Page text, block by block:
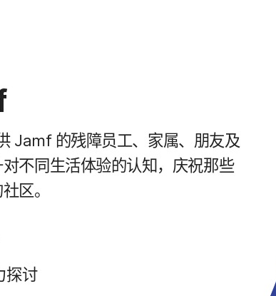
Jamf 的​残障​员工、​家属、​朋友​及​
不同​生活​体验​的​认知，​庆祝​那些​
区。
探讨